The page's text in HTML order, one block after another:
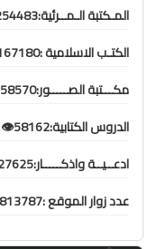
المـكتبة الـمــرئية:1254483👁️
الكتـب الاسلامية :167180👁️
مكـــتبة الصـــــور:1658570👁️
الدروس الكتابية:58162👁️
ادعــيــة واذكـــــار:227625👁️
عدد زوار الموقع :11813787👁️